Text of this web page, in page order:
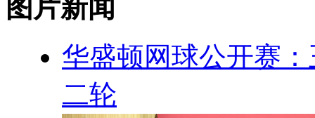
图片新闻
华盛顿网球公开赛
二轮